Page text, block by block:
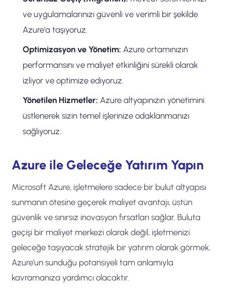
ve uygulamalarınızı güvenli ve verimli bir şekilde
Azure’a taşıyoruz.
Optimizasyon ve Yönetim: Azure ortamınızın
performansını ve maliyet etkinliğini sürekli olarak
izliyor ve optimize ediyoruz.
Yönetilen Hizmetler: Azure altyapınızın yönetimini
üstlenerek sizin temel işlerinize odaklanmanızı
sağlıyoruz.
Azure ile Geleceğe Yatırım Yapın
Microsoft Azure, işletmelere sadece bir bulut altyapısı
sunmanın ötesine geçerek maliyet avantajı, üstün
güvenlik ve sınırsız inovasyon fırsatları sağlar. Buluta
geçişi bir maliyet merkezi olarak değil, işletmenizi
geleceğe taşıyacak stratejik bir yatırım olarak görmek,
Azure’un sunduğu potansiyeli tam anlamıyla
kavramanıza yardımcı olacaktır.